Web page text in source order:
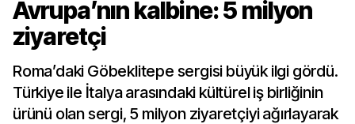
Avrupa’nın kalbine: 5 milyon
ziyaretçi
Roma’daki Göbeklitepe sergisi büyük ilgi gördü.
Türkiye ile İtalya arasındaki kültürel iş birliğinin
ürünü olan sergi, 5 milyon ziyaretçiyi ağırlayarak